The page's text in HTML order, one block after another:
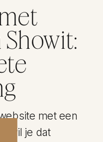
met een
wil je dat